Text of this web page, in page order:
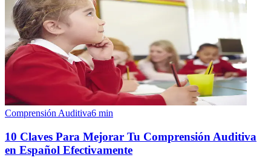
Comprensión Auditiva6 min
10 Claves Para Mejorar Tu Comprensión Auditiva
en Español Efectivamente